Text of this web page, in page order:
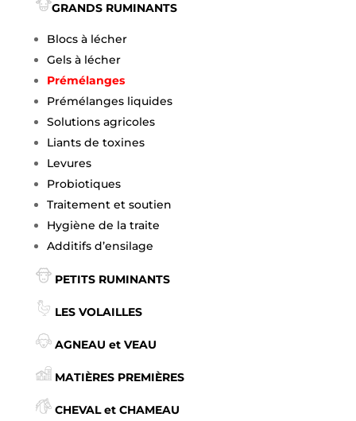
GRANDS RUMINANTS
Blocs à lécher
Gels à lécher
Prémélanges
Prémélanges liquides
Solutions agricoles
Liants de toxines
Levures
Probiotiques
Traitement et soutien
Hygiène de la traite
Additifs d’ensilage
PETITS RUMINANTS
LES VOLAILLES
AGNEAU et VEAU
MATIÈRES PREMIÈRES
CHEVAL et CHAMEAU